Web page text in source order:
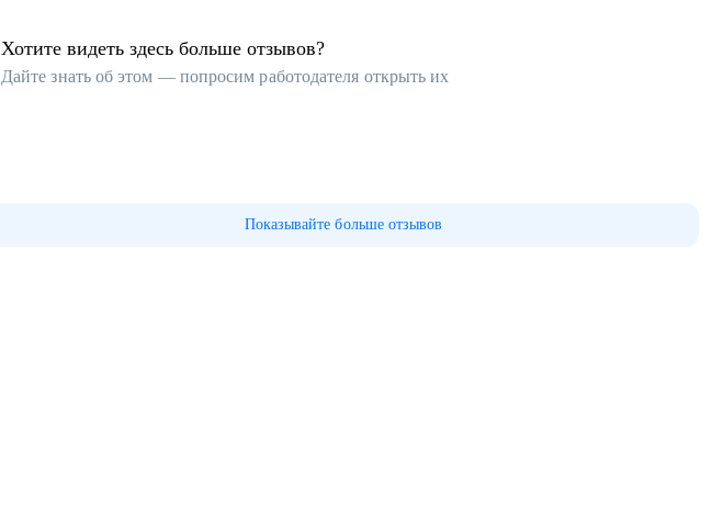
Хотите видеть здесь больше отзывов?
Дайте знать об этом — попросим работодателя открыть их
Показывайте больше отзывов